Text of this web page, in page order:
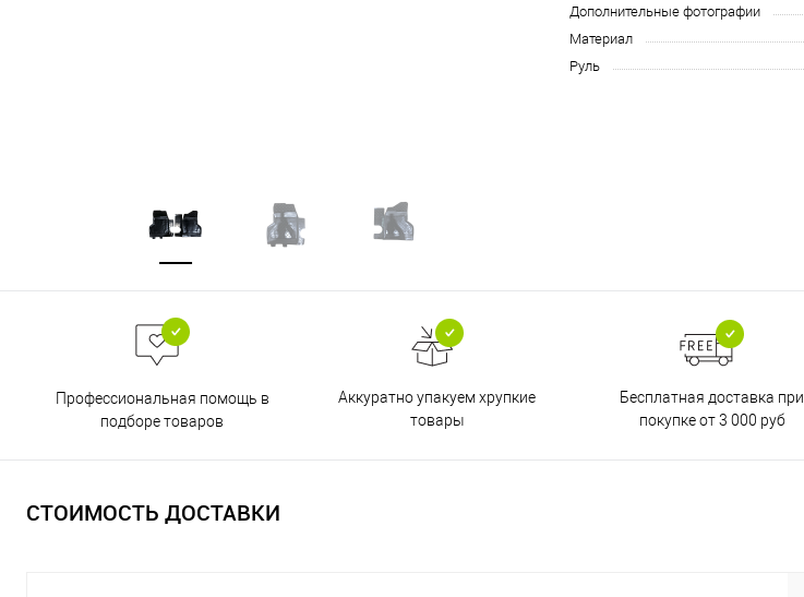
Дополнительные фотографии
Материал
Руль
Профессиональная помощь в
подборе товаров
Аккуратно упакуем хрупкие
товары
Бесплатная доставка при
покупке от 3 000 руб
СТОИМОСТЬ ДОСТАВКИ